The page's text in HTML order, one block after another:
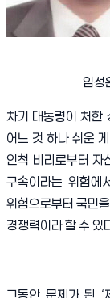
임성
차기 대통령이 처한
어느 것 하나 쉬운
인척 비리로부터 자
구속이라는 위험에
위험으로부터 국민
경쟁력이라 할 수 있
그동안 문제가 된 ‘